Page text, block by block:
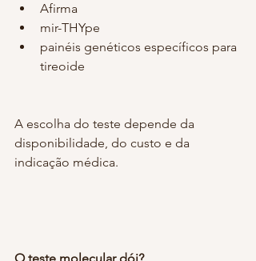
Afirma
mir-THYpe
painéis genéticos específicos para
tireoide
A escolha do teste depende da
disponibilidade, do custo e da
indicação médica.